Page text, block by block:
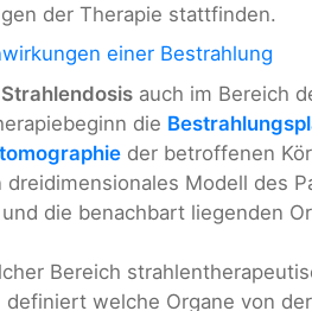
der Therapie stattfinden.
einer Bestrahlung
auch im Bereich
die
der betroffenen
Modell des
die benachbart liegenden
Bereich
welche Organe von